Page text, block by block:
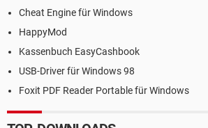
Cheat Engine für Windows
HappyMod
Kassenbuch EasyCashbook
USB-Driver für Windows 98
Foxit PDF Reader Portable für Windows